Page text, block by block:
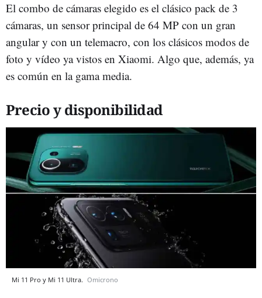
El combo de cámaras elegido es el clásico pack de 3
cámaras, un sensor principal de 64 MP con un gran
angular y con un telemacro, con los clásicos modos de
foto y vídeo ya vistos en Xiaomi. Algo que, además, ya
es común en la gama media.
Precio y disponibilidad
Mi 11 Pro y Mi 11 Ultra. Omicrono